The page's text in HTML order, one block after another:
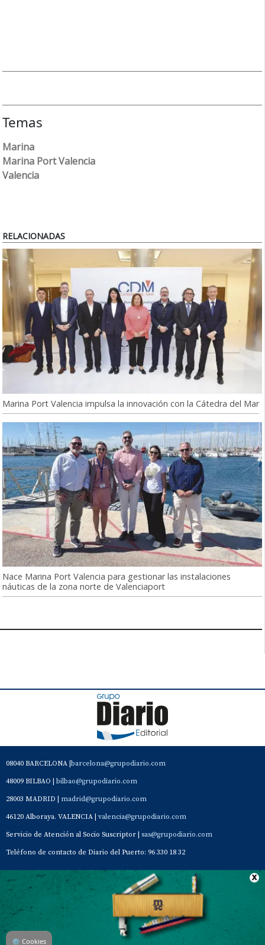
Temas
Marina
Marina Port Valencia
Valencia
RELACIONADAS
Marina Port Valencia impulsa la innovación con la Cátedra del Mar
Nace Marina Port Valencia para gestionar las instalaciones
náuticas de la zona norte de Valenciaport
08040 BARCELONA | barcelona@grupodiario.com
48009 BILBAO | bilbao@grupodiario.com
28003 MADRID | madrid@grupodiario.com
46120 Alboraya. VALENCIA | valencia@grupodiario.com
Servicio de Atención al Socio Suscriptor | sas@grupodiario.com
Teléfono de contacto de Diario del Puerto: 96 330 18 32
Contacto Aviso Legal Quiénes somos Política de privacidad
⚙ Cookies